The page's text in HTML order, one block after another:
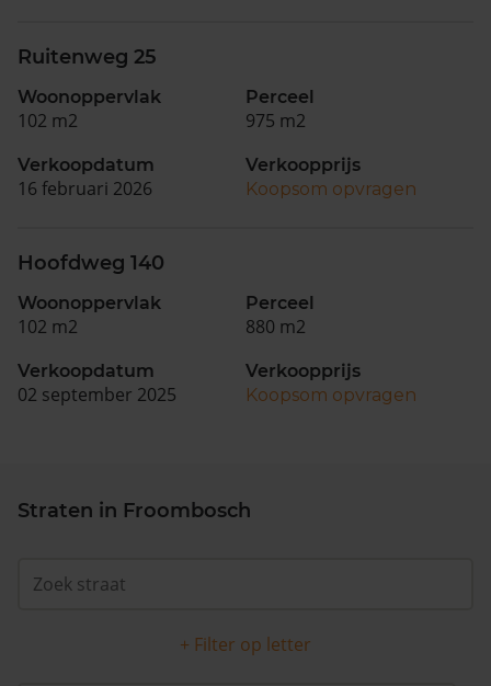
Ruitenweg 25
Woonoppervlak
102 m2
Perceel
975 m2
Verkoopdatum
16 februari 2026
Verkoopprijs
Koopsom opvragen
Hoofdweg 140
Woonoppervlak
102 m2
Perceel
880 m2
Verkoopdatum
02 september 2025
Verkoopprijs
Koopsom opvragen
Straten in Froombosch
+ Filter op letter